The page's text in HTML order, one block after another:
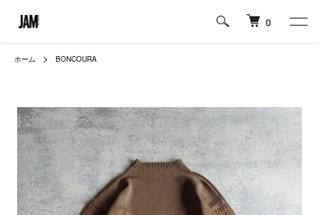
0
ホーム BONCOURA